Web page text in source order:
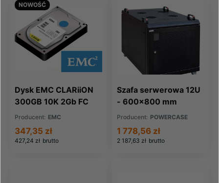
Dysk EMC CLARiiON
300GB 10K 2Gb FC
HDD RoHS
(005048582)
Producent: EMC
427,24 zł brutto
347,35 zł
NOWOŚĆ
Szafa serwerowa 12U
- 600x800 mm
Producent: POWERCASE
2 187,63 zł brutto
1 778,56 zł